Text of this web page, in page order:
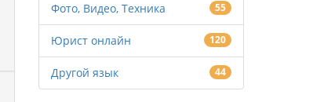
Фото, Видео, Техника 55
Юрист онлайн 120
Другой язык 44